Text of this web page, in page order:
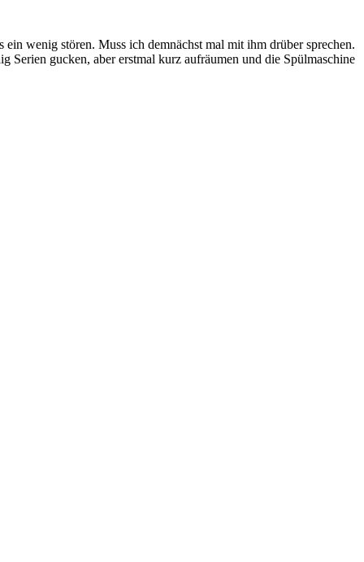
wenig stören. Muss ich demnächst mal mit ihm drüber sprechen.
gucken, aber erstmal kurz aufräumen und die Spülmaschine